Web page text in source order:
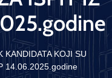
KANDIDATA KOJI SU
14.06.2025.godine